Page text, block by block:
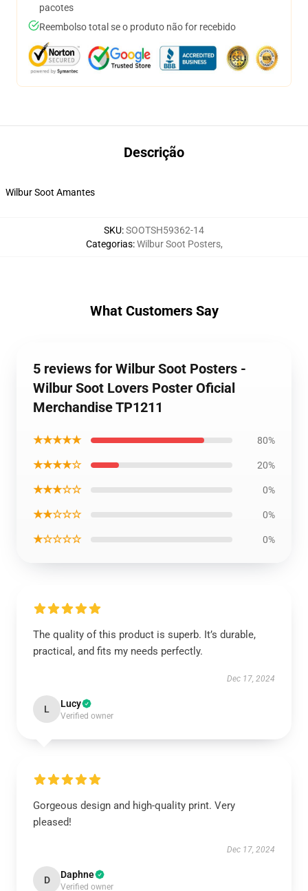
pacotes
Reembolso total se o produto não for recebido
Descrição
Wilbur Soot Amantes
SKU:SOOTSH59362-14
Categorias:Wilbur Soot Posters,
What Customers Say
5 reviews for Wilbur Soot Posters -
Wilbur Soot Lovers Poster Oficial
Merchandise TP1211
★★★★★ 80%
★★★★☆ 20%
★★★☆☆ 0%
★★☆☆☆ 0%
★☆☆☆☆ 0%
The quality of this product is superb. It’s durable,
practical, and fits my needs perfectly.
Dec 17, 2024
L Lucy
Verified owner
Gorgeous design and high-quality print. Very
pleased!
Dec 17, 2024
D Daphne
Verified owner